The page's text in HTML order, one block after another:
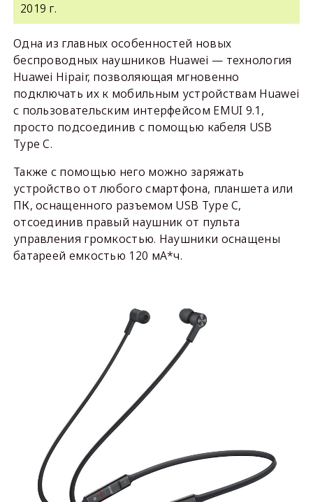
2019 г.
Одна из главных особенностей новых
беспроводных наушников Huawei — технология
Huawei Hipair, позволяющая мгновенно
подключать их к мобильным устройствам Huawei
с пользовательским интерфейсом EMUI 9.1,
просто подсоединив с помощью кабеля USB
Type C.
Также с помощью него можно заряжать
устройство от любого смартфона, планшета или
ПК, оснащенного разъемом USB Type C,
отсоединив правый наушник от пульта
управления громкостью. Наушники оснащены
батареей емкостью 120 мА*ч.